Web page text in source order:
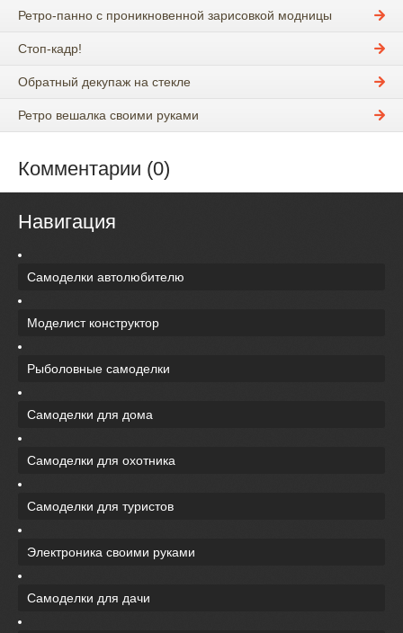
Ретро-панно с проникновенной зарисовкой модницы
Стоп-кадр!
Обратный декупаж на стекле
Ретро вешалка своими руками
Комментарии (0)
Навигация
Самоделки автолюбителю
Моделист конструктор
Рыболовные самоделки
Самоделки для дома
Самоделки для охотника
Самоделки для туристов
Электроника своими руками
Самоделки для дачи